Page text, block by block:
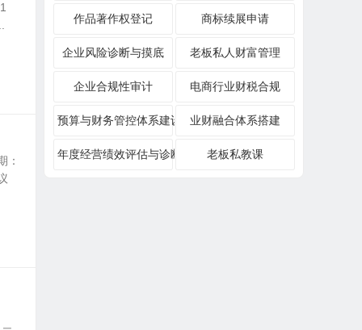
：
作品著作权登记 商标续展申请
企业风险诊断与摸底 老板私人财富管理
企业合规性审计 电商行业财税合规
预算与财务管控体系建设 业财融合体系搭建
年度经营绩效评估与诊断 老板私教课